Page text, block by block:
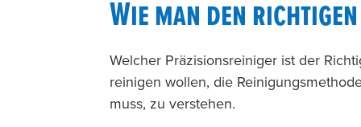
Wie man den
Welcher Präzisionsreiniger ist der
reinigen wollen, die
muss, zu verstehen.